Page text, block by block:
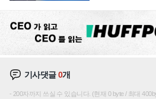
기사댓글0개
200자까지 쓰실 수 있습니다. (현재 0 byte / 최대